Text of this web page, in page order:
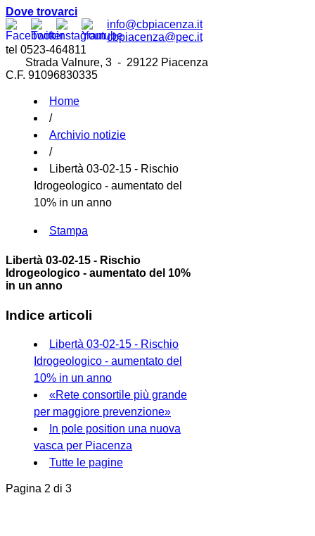
Dove trovarci
info@cbpiacenza.it
cbpiacenza@pec.it
tel 0523-464811
Strada Valnure, 3 - 29122 Piacenza
C.F. 91096830335
Home
/
Archivio notizie
/
Libertà 03-02-15 - Rischio
Idrogeologico - aumentato del
10% in un anno
Stampa
Libertà 03-02-15 - Rischio
Idrogeologico - aumentato del 10%
in un anno
Indice articoli
Libertà 03-02-15 - Rischio
Idrogeologico - aumentato del
10% in un anno
«Rete consortile più grande
per maggiore prevenzione»
In pole position una nuova
vasca per Piacenza
Tutte le pagine
Pagina 2 di 3